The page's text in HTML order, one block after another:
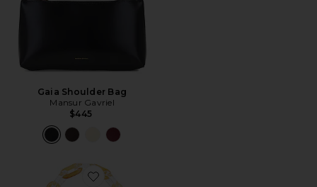
Gaia Shoulder Bag
Mansur Gavriel
$445
Favorite BOLSA ONDULADA DE ACRÍLICO ERIKA